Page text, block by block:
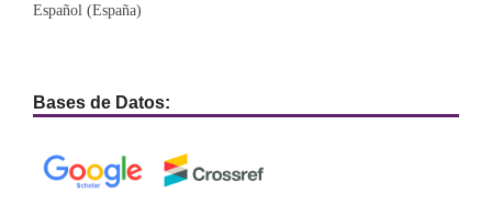
Español (España)
Bases de Datos: